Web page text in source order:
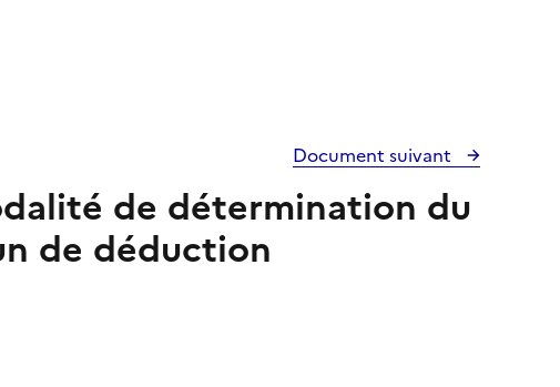
Document suivant
de détermination du
de déduction